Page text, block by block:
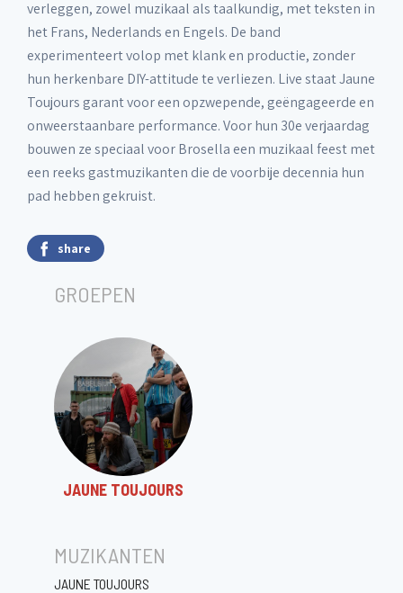
verleggen, zowel muzikaal als taalkundig, met teksten in
het Frans, Nederlands en Engels. De band
experimenteert volop met klank en productie, zonder
hun herkenbare DIY-attitude te verliezen. Live staat Jaune
Toujours garant voor een opzwepende, geëngageerde en
onweerstaanbare performance. Voor hun 30e verjaardag
bouwen ze speciaal voor Brosella een muzikaal feest met
een reeks gastmuzikanten die de voorbije decennia hun
pad hebben gekruist.
share
GROEPEN
JAUNE TOUJOURS
MUZIKANTEN
JAUNE TOUJOURS